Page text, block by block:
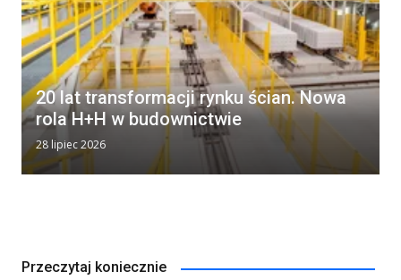
20 lat transformacji rynku ścian. Nowa
rola H+H w budownictwie
28 lipiec 2026
Przeczytaj koniecznie